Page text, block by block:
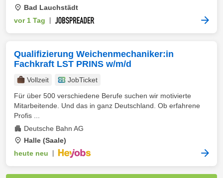
Bad Lauchstädt
vor 1 Tag
Qualifizierung Weichenmechaniker:in
Fachkraft LST PRINS w/m/d
Vollzeit
JobTicket
Für über 500 verschiedene Berufe suchen wir motivierte
Mitarbeitende. Und das in ganz Deutschland. Ob erfahrene
Profis ...
Deutsche Bahn AG
Halle (Saale)
heute neu